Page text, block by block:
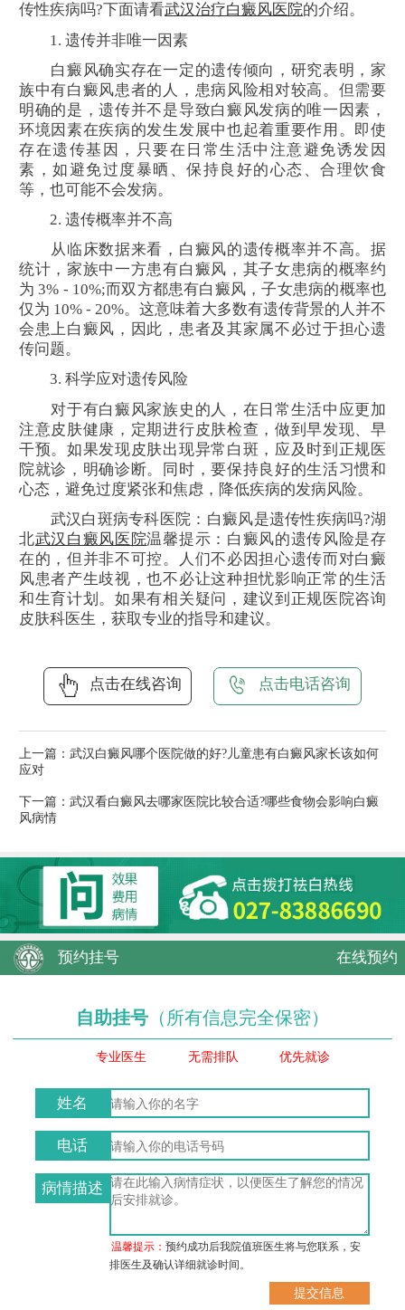
传性疾病吗?下面请看武汉治疗白癜风医院的介绍。
1. 遗传并非唯一因素
白癜风确实存在一定的遗传倾向，研究表明，家
族中有白癜风患者的人，患病风险相对较高。但需要
明确的是，遗传并不是导致白癜风发病的唯一因素，
环境因素在疾病的发生发展中也起着重要作用。即使
存在遗传基因，只要在日常生活中注意避免诱发因
素，如避免过度暴晒、保持良好的心态、合理饮食
等，也可能不会发病。
2. 遗传概率并不高
从临床数据来看，白癜风的遗传概率并不高。据
统计，家族中一方患有白癜风，其子女患病的概率约
为 3% - 10%;而双方都患有白癜风，子女患病的概率也
仅为 10% - 20%。这意味着大多数有遗传背景的人并不
会患上白癜风，因此，患者及其家属不必过于担心遗
传问题。
3. 科学应对遗传风险
对于有白癜风家族史的人，在日常生活中应更加
注意皮肤健康，定期进行皮肤检查，做到早发现、早
干预。如果发现皮肤出现异常白斑，应及时到正规医
院就诊，明确诊断。同时，要保持良好的生活习惯和
心态，避免过度紧张和焦虑，降低疾病的发病风险。
武汉白斑病专科医院：白癜风是遗传性疾病吗?湖
北武汉白癜风医院温馨提示：白癜风的遗传风险是存
在的，但并非不可控。人们不必因担心遗传而对白癜
风患者产生歧视，也不必让这种担忧影响正常的生活
和生育计划。如果有相关疑问，建议到正规医院咨询
皮肤科医生，获取专业的指导和建议。
点击在线咨询 点击电话咨询
上一篇： 武汉白癜风哪个医院做的好?儿童患有白癜风家长该如何
应对
下一篇： 武汉看白癜风去哪家医院比较合适?哪些食物会影响白癜
风病情
预约挂号 在线预约
自助挂号 （所有信息完全保密）
专业医生 无需排队 优先就诊
姓名
电话
病情描述
温馨提示：预约成功后我院值班医生将与您联系，安
排医生及确认详细就诊时间。